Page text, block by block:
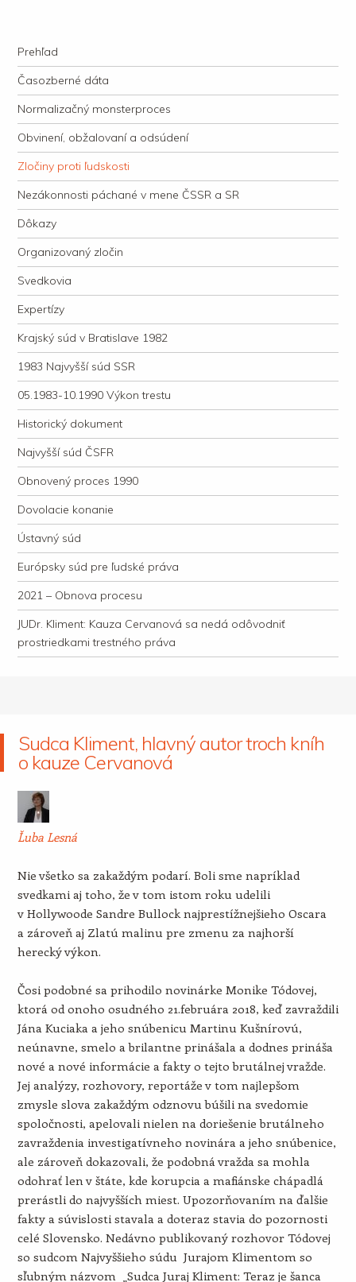
justície
Navigation
Skip to content
Prehľad
Časozberné dáta
Normalizačný monsterproces
Obvinení, obžalovaní a odsúdení
Zločiny proti ľudskosti
Nezákonnosti páchané v mene ČSSR a SR
Dôkazy
Organizovaný zločin
Svedkovia
Expertízy
Krajský súd v Bratislave 1982
1983 Najvyšší súd SSR
05.1983-10.1990 Výkon trestu
Historický dokument
Najvyšší súd ČSFR
Obnovený proces 1990
Dovolacie konanie
Ústavný súd
Európsky súd pre ľudské práva
2021 – Obnova procesu
JUDr. Kliment: Kauza Cervanová sa nedá odôvodniť
prostriedkami trestného práva
Sudca Kliment, hlavný autor troch kníh
o kauze Cervanová
Ľuba Lesná
Nie všetko sa zakaždým podarí. Boli sme napríklad
svedkami aj toho, že v tom istom roku udelili
v Hollywoode Sandre Bullock najprestížnejšieho Oscara
a zároveň aj Zlatú malinu pre zmenu za najhorší
herecký výkon.
Čosi podobné sa prihodilo novinárke Monike Tódovej,
ktorá od onoho osudného 21.februára 2018, keď zavraždili
Jána Kuciaka a jeho snúbenicu Martinu Kušnírovú,
neúnavne, smelo a brilantne prinášala a dodnes prináša
nové a nové informácie a fakty o tejto brutálnej vražde.
Jej analýzy, rozhovory, reportáže v tom najlepšom
zmysle slova zakaždým odznovu búšili na svedomie
spoločnosti, apelovali nielen na doriešenie brutálneho
zavraždenia investigatívneho novinára a jeho snúbenice,
ale zároveň dokazovali, že podobná vražda sa mohla
odohrať len v štáte, kde korupcia a mafiánske chápadlá
prerástli do najvyšších miest. Upozorňovaním na ďalšie
fakty a súvislosti stavala a doteraz stavia do pozornosti
celé Slovensko. Nedávno publikovaný rozhovor Tódovej
so sudcom Najvyššieho súdu Jurajom Klimentom so
sľubným názvom „Sudca Juraj Kliment: Teraz je šanca